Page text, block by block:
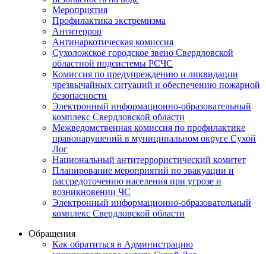
Мероприятия
Профилактика экстремизма
Антитеррор
Антинаркотическая комиссия
Сухоложское городское звено Свердловской
областной подсистемы РСЧС
Комиссия по предупреждению и ликвидации
чрезвычайных ситуаций и обеспечению пожарной
безопасности
Электронный информационно-образовательный
комплекс Cвердловской области
Межведомственная комиссия по профилактике
правонарушений в муниципальном округе Сухой
Лог
Национальный антитеррористический комитет
Планирование мероприятий по эвакуации и
рассредоточению населения при угрозе и
возникновении ЧС
Электронный информационно-образовательный
комплекс Свердловской области
Обращения
Как обратиться в Администрацию